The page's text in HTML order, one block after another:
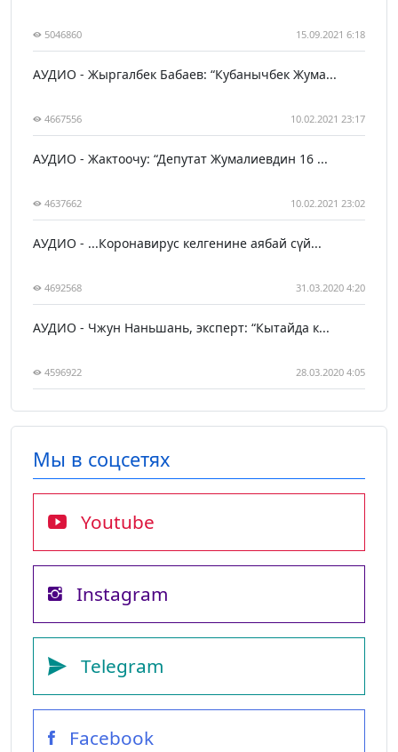
5046860 15.09.2021 6:18
АУДИО - Жыргалбек Бабаев: “Кубанычбек Жума...
4667556 10.02.2021 23:17
АУДИО - Жактоочу: “Депутат Жумалиевдин 16 ...
4637662 10.02.2021 23:02
АУДИО - ...Коронавирус келгенине аябай сүй...
4692568 31.03.2020 4:20
АУДИО - Чжун Наньшань, эксперт: “Кытайда к...
4596922 28.03.2020 4:05
Мы в соцсетях
Youtube
Instagram
Telegram
Facebook